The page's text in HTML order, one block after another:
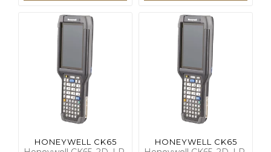
HONEYWELL CK65 HONEYWELL CK65